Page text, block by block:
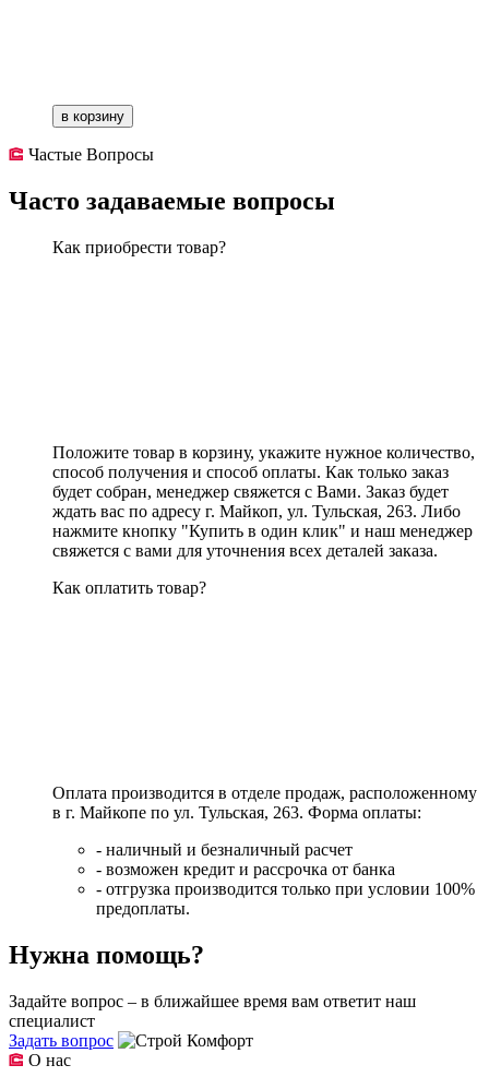
в корзину
Частые Вопросы
Часто задаваемые вопросы
Как приобрести товар?
Положите товар в корзину, укажите нужное количество,
способ получения и способ оплаты. Как только заказ
будет собран, менеджер свяжется с Вами. Заказ будет
ждать вас по адресу г. Майкоп, ул. Тульская, 263. Либо
нажмите кнопку "Купить в один клик" и наш менеджер
свяжется с вами для уточнения всех деталей заказа.
Как оплатить товар?
Оплата производится в отделе продаж, расположенному
в г. Майкопе по ул. Тульская, 263. Форма оплаты:
- наличный и безналичный расчет
- возможен кредит и рассрочка от банка
- отгрузка производится только при условии 100%
предоплаты.
Нужна помощь?
Задайте вопрос – в ближайшее время вам ответит наш
специалист
Задать вопрос
О нас